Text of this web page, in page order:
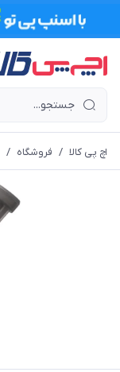
اچ پی کالا / فروشگاه /